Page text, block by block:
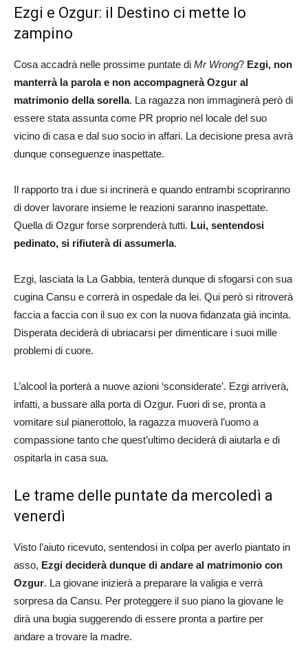
Ezgi e Ozgur: il Destino ci mette lo
zampino
Cosa accadrà nelle prossime puntate di Mr Wrong? Ezgi, non
manterrà la parola e non accompagnerà Ozgur al
matrimonio della sorella. La ragazza non immaginerà però di
essere stata assunta come PR proprio nel locale del suo
vicino di casa e dal suo socio in affari. La decisione presa avrà
dunque conseguenze inaspettate.
Il rapporto tra i due si incrinerà e quando entrambi scopriranno
di dover lavorare insieme le reazioni saranno inaspettate.
Quella di Ozgur forse sorprenderà tutti. Lui, sentendosi
pedinato, si rifiuterà di assumerla.
Ezgi, lasciata la La Gabbia, tenterà dunque di sfogarsi con sua
cugina Cansu e correrà in ospedale da lei. Qui però si ritroverà
faccia a faccia con il suo ex con la nuova fidanzata già incinta.
Disperata deciderà di ubriacarsi per dimenticare i suoi mille
problemi di cuore.
L’alcool la porterà a nuove azioni ‘sconsiderate’. Ezgi arriverà,
infatti, a bussare alla porta di Ozgur. Fuori di se, pronta a
vomitare sul pianerottolo, la ragazza muoverà l’uomo a
compassione tanto che quest’ultimo deciderà di aiutarla e di
ospitarla in casa sua.
Le trame delle puntate da mercoledì a
venerdì
Visto l’aiuto ricevuto, sentendosi in colpa per averlo piantato in
asso, Ezgi deciderà dunque di andare al matrimonio con
Ozgur. La giovane inizierà a preparare la valigia e verrà
sorpresa da Cansu. Per proteggere il suo piano la giovane le
dirà una bugia suggerendo di essere pronta a partire per
andare a trovare la madre.